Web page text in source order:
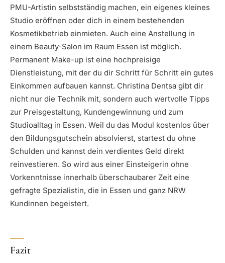
PMU-Artistin selbstständig machen, ein eigenes kleines
Studio eröffnen oder dich in einem bestehenden
Kosmetikbetrieb einmieten. Auch eine Anstellung in
einem Beauty-Salon im Raum Essen ist möglich.
Permanent Make-up ist eine hochpreisige
Dienstleistung, mit der du dir Schritt für Schritt ein gutes
Einkommen aufbauen kannst. Christina Dentsa gibt dir
nicht nur die Technik mit, sondern auch wertvolle Tipps
zur Preisgestaltung, Kundengewinnung und zum
Studioalltag in Essen. Weil du das Modul kostenlos über
den Bildungsgutschein absolvierst, startest du ohne
Schulden und kannst dein verdientes Geld direkt
reinvestieren. So wird aus einer Einsteigerin ohne
Vorkenntnisse innerhalb überschaubarer Zeit eine
gefragte Spezialistin, die in Essen und ganz NRW
Kundinnen begeistert.
Fazit